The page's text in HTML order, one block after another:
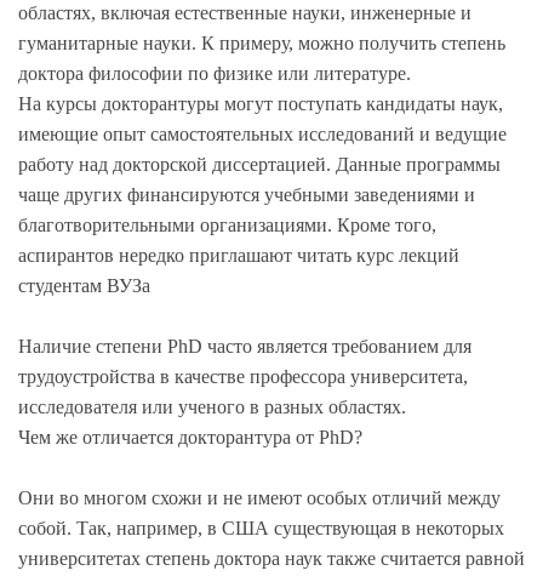
областях, включая естественные науки, инженерные и
гуманитарные науки. К примеру, можно получить степень
доктора философии по физике или литературе.
На курсы докторантуры могут поступать кандидаты наук,
имеющие опыт самостоятельных исследований и ведущие
работу над докторской диссертацией. Данные программы
чаще других финансируются учебными заведениями и
благотворительными организациями. Кроме того,
аспирантов нередко приглашают читать курс лекций
студентам ВУЗа
Наличие степени PhD часто является требованием для
трудоустройства в качестве профессора университета,
исследователя или ученого в разных областях.
Чем же отличается докторантура от PhD?
Они во многом схожи и не имеют особых отличий между
собой. Так, например, в США существующая в некоторых
университетах степень доктора наук также считается равной